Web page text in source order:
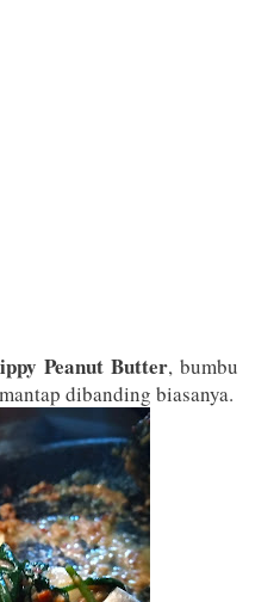
Peanut Butter, bumbu
dibanding biasanya.